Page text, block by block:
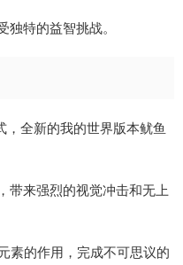
特的益智挑战。
，全新的我的世界版本鱿鱼
带来强烈的视觉冲击和无上
素的作用，完成不可思议的